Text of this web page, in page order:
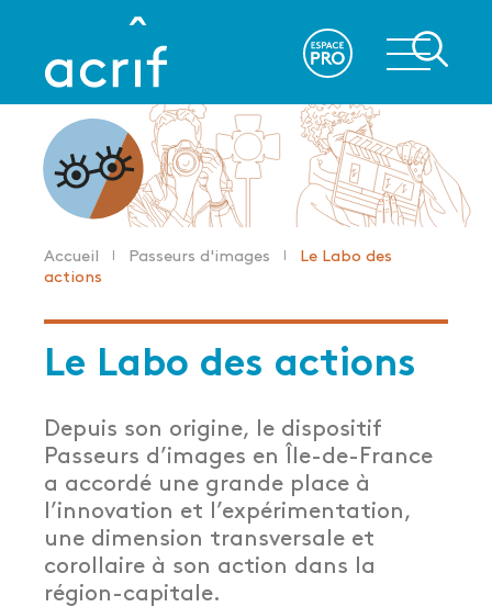
contenu
principal
Fil
Accueil Passeurs d'images
Le Labo des
actions
Le Labo des actions
Depuis son origine, le dispositif
Passeurs d’images en Île-de-France
a accordé une grande place à
l’innovation et l’expérimentation,
une dimension transversale et
corollaire à son action dans la
région-capitale.